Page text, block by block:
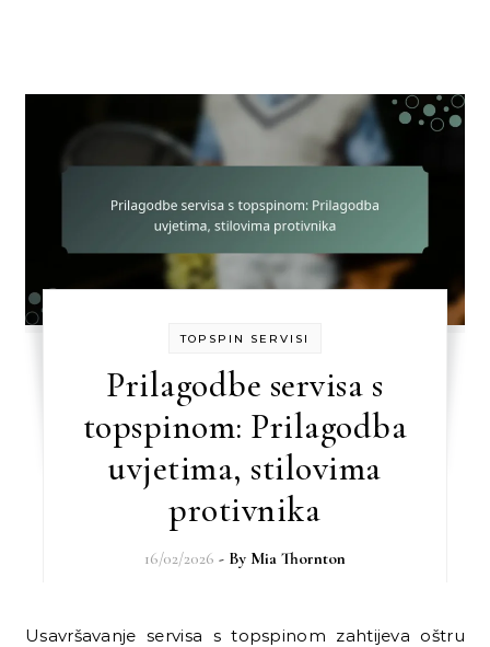
TOPSPIN SERVISI
Prilagodbe servisa s
topspinom: Prilagodba
uvjetima, stilovima
protivnika
16/02/2026 - By Mia Thornton
Usavršavanje servisa s topspinom zahtijeva oštru